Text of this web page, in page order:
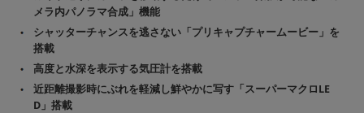
メラ内パノラマ合成」機能
シャッターチャンスを逃さない「プリキャプチャームービー」を
搭載
高度と水深を表示する気圧計を搭載
近距離撮影時にぶれを軽減し鮮やかに写す「スーパーマクロLE
D」搭載